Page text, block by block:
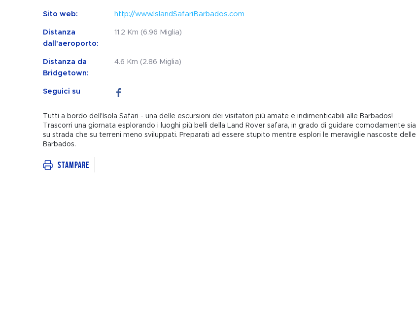
Sito web: http://www.IslandSafariBarbados.com
Distanza
dall'aeroporto:
11.2 Km (6.96 Miglia)
Distanza da
Bridgetown:
4.6 Km (2.86 Miglia)
Seguici su
Tutti a bordo dell'Isola Safari - una delle escursioni dei visitatori più amate e indimenticabili alle Barbados!
Trascorri una giornata esplorando i luoghi più belli della Land Rover safara, in grado di guidare comodamente sia
su strada che su terreni meno sviluppati. Preparati ad essere stupito mentre esplori le meraviglie nascoste delle
Barbados.
Stampare